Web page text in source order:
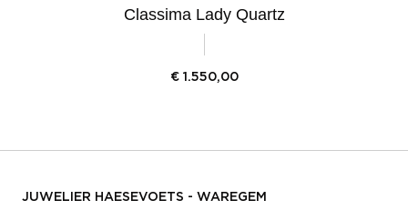
Classima Lady Quartz
€ 1.550,00
JUWELIER HAESEVOETS - WAREGEM